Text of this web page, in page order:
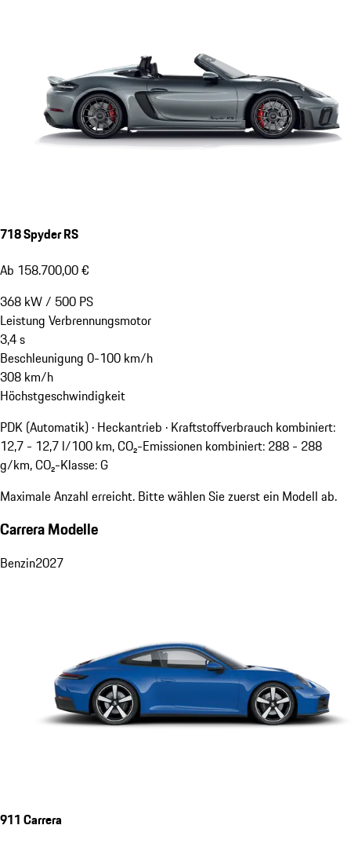
718 Spyder RS
Ab 158.700,00 €
368 kW/ 500 PS
Leistung Verbrennungsmotor
3,4s
Beschleunigung 0-100 km/h
308 km/h
Höchstgeschwindigkeit
PDK (Automatik) · Heckantrieb · Kraftstoffverbrauch kombiniert:
12,7 - 12,7 l/100 km, CO₂-Emissionen kombiniert: 288 - 288
g/km, CO₂-Klasse: G
Maximale Anzahl erreicht. Bitte wählen Sie zuerst ein Modell ab.
Carrera Modelle
Benzin2027
911 Carrera